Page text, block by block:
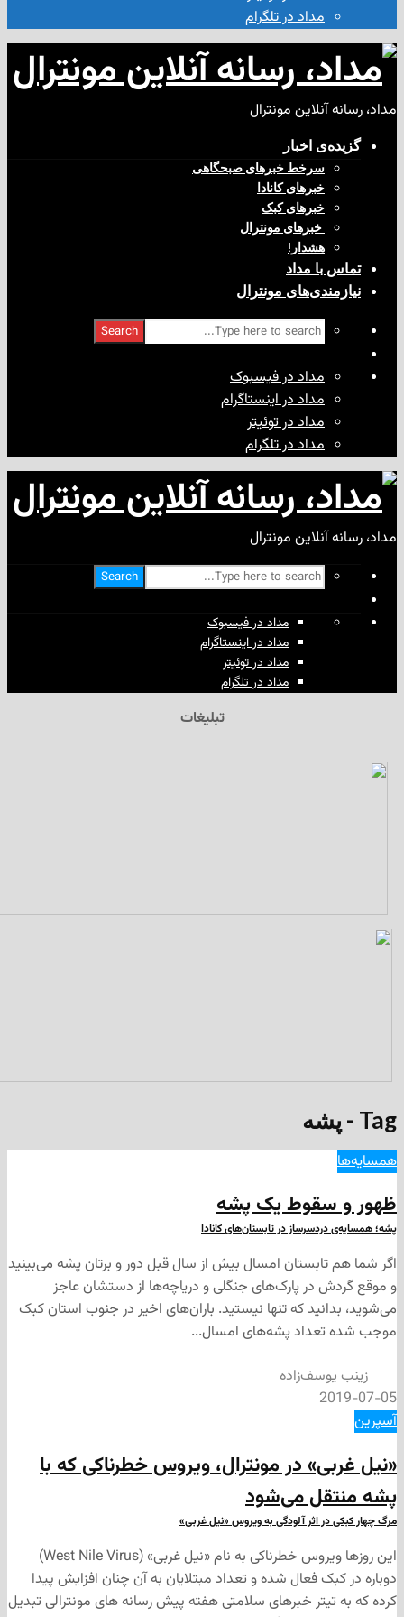
مداد در تلگرام
مونترال
اخبار
سرخط خبرهای صبحگاهی
خبرهای کانادا
خبرهای کبک
‌ خبرهای مونترال
مداد
مونترال
Search
مداد در فیسبوک
مداد در اینستاگرام
مداد در توئیتر
مداد در تلگرام
مونترال
Search
مداد در فیسبوک
مداد در اینستاگرام
مداد در توئیتر
مداد در تلگرام
یک پشه
در تابستان‌های کانادا
امسال بیش از سال قبل دور و برتان پشه می‌بینید
در پارک‌های جنگلی و دریاچه‌ها از دستشان عاجز
که تنها نیستید. باران‌های اخیر در جنوب استان کبک
پشه‌های امسال...
در مونترال، ویروس خطرناکی که با
می‌شود
اثر آلودگی به ویروس «نیل غربی»
این روزها ویروس خطرناکی به نام «نیل غربی» (West Nile Virus)
فعال شده و تعداد مبتلایان به آن چنان افزایش پیدا
خبرهای سلامتی هفته پیش رسانه های مونترالی تبدیل